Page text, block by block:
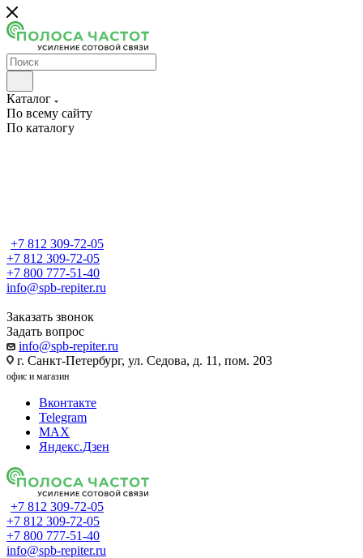
Каталог
По всему сайту
По каталогу
+7 812 309-72-05
+7 812 309-72-05
+7 800 777-51-40
info@spb-repiter.ru
Заказать звонок
Задать вопрос
info@spb-repiter.ru
г. Санкт-Петербург, ул. Седова, д. 11, пом. 203
офис и магазин
Вконтакте
Telegram
MAX
Яндекс.Дзен
+7 812 309-72-05
+7 812 309-72-05
+7 800 777-51-40
info@spb-repiter.ru